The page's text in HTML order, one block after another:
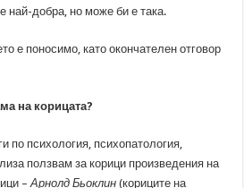
най-добра, но може би е така.
е поносимо, като окончателен отговор
на корицата?
по психология, психопатология,
ползвам за корици произведения на
–Арнолд Бьоклин (кориците на